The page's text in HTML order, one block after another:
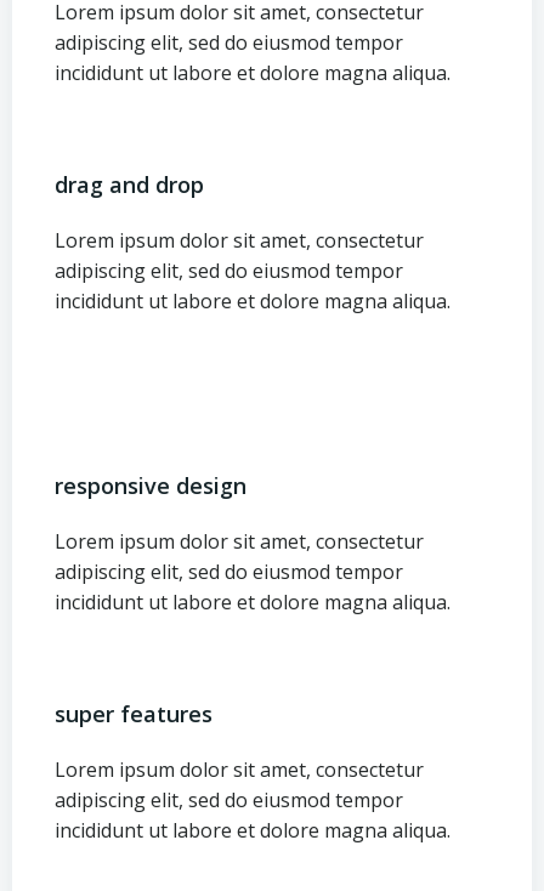
Lorem ipsum dolor sit amet, consectetur
adipiscing elit, sed do eiusmod tempor
incididunt ut labore et dolore magna aliqua.
drag and drop
Lorem ipsum dolor sit amet, consectetur
adipiscing elit, sed do eiusmod tempor
incididunt ut labore et dolore magna aliqua.
responsive design
Lorem ipsum dolor sit amet, consectetur
adipiscing elit, sed do eiusmod tempor
incididunt ut labore et dolore magna aliqua.
super features
Lorem ipsum dolor sit amet, consectetur
adipiscing elit, sed do eiusmod tempor
incididunt ut labore et dolore magna aliqua.